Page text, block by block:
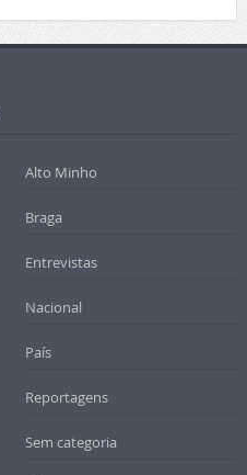
Alto Minho
Braga
Entrevistas
Nacional
País
Reportagens
Sem categoria